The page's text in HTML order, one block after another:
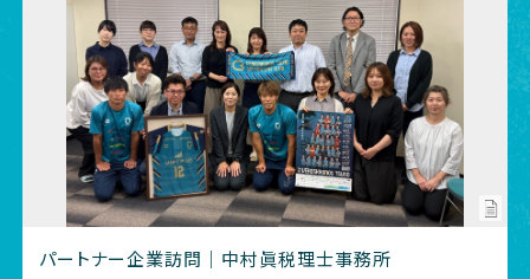
パートナー企業訪問｜中村眞税理士事務所